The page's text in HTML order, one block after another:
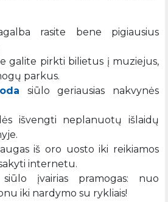
rasite bene pigiausius
galite pirkti bilietus į muziejus,
parkus.
siūlo geriausias nakvynės
išvengti neplanuotų išlaidų
iš oro uosto iki reikiamos
internetu.
siūlo įvairias pramogas: nuo
iki nardymo su rykliais!